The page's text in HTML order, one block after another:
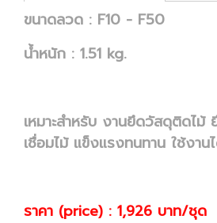
ขนาดลวด : F10 - F50
น้ำหนัก : 1.51 kg.
เหมาะสำหรับ งานยึดวัสดุติดไม้
เชื่อมไม้ แข็งแรงทนทาน ใช้งาน
ราคา (price) : 1,926 บาท/ชุด